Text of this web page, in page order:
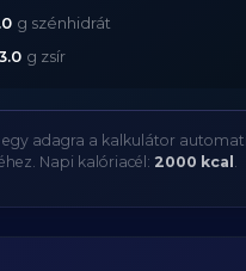
g szénhidrát
g zsír
adagra a kalkulátor
Napi kalóriacél: 2000 kcal .